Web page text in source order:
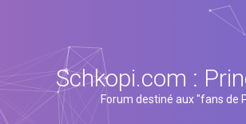
Schkopi.com :
Forum destiné aux "fans de